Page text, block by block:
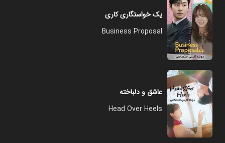
یک خواستگاری کاری
Business Proposal
عاشق و دلباخته
Head Over Heels